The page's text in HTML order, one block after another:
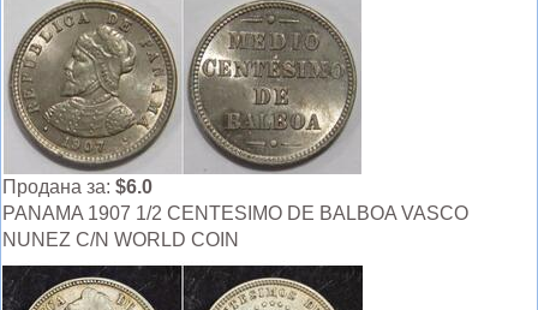
Продана за: $6.0
PANAMA 1907 1/2 CENTESIMO DE BALBOA VASCO
NUNEZ C/N WORLD COIN